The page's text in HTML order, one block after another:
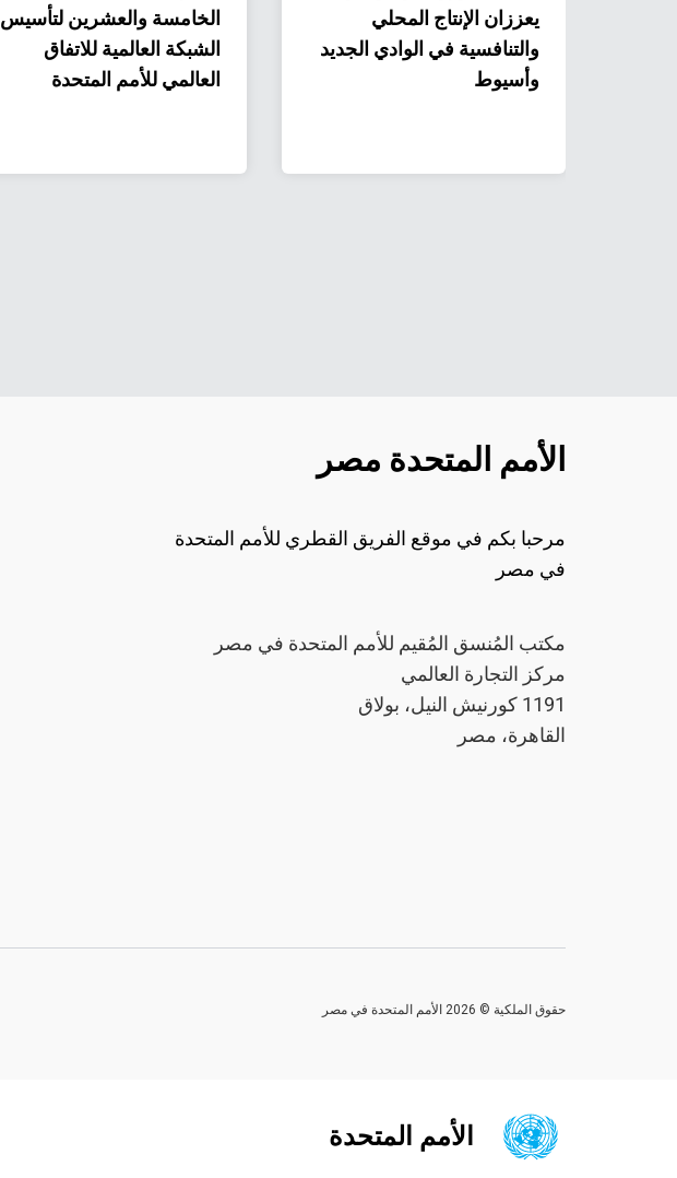
يعززان الإنتاج المحلي
والتنافسية في الوادي الجديد
وأسيوط
الخامسة والعشرين لتأسيس
الشبكة العالمية للاتفاق
العالمي للأمم المتحدة
الأمم المتحدة مصر
مرحبا بكم في موقع الفريق القطري للأمم المتحدة
في مصر
مكتب المُنسق المُقيم للأمم المتحدة في مصر
مركز التجارة العالمي
1191 كورنيش النيل، بولاق
القاهرة، مصر
حقوق الملكية © 2026 الأمم المتحدة في مصر
الأمم المتحدة